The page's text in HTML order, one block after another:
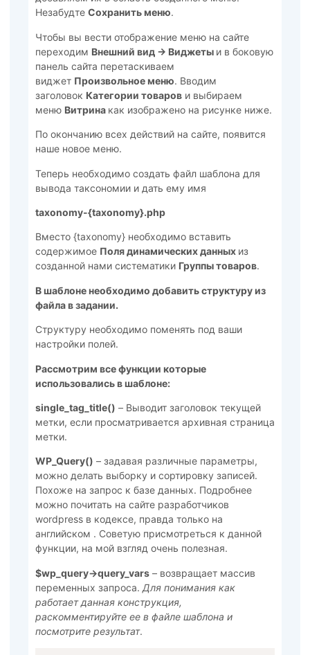
Незабудте Сохранить меню.
Чтобы вы вести отображение меню на сайте
переходим Внешний вид -> Виджеты и в боковую
панель сайта перетаскиваем
виджет Произвольное меню. Вводим
заголовок Категории товарови выбираем
меню Витрина как изображено на рисунке ниже.
По окончанию всех действий на сайте, появится
наше новое меню.
Теперь необходимо создать файл шаблона для
вывода таксономии и дать ему имя
taxonomy-{taxonomy}.php
Вместо {taxonomy} необходимо вставить
содержимое Поля динамических данных из
созданной нами систематики Группы товаров.
В шаблоне необходимо добавить структуру из
файла в задании.
Структуру необходимо поменять под ваши
настройки полей.
Рассмотрим все функции которые
использовались в шаблоне:
single_tag_title() – Выводит заголовок текущей
метки, если просматривается архивная страница
метки.
WP_Query() – задавая различные параметры,
можно делать выборку и сортировку записей.
Похоже на запрос к базе данных. Подробнее
можно почитать на сайте разработчиков
wordpress в кодексе, правда только на
английском . Советую присмотреться к данной
функции, на мой взгляд очень полезная.
$wp_query->query_vars– возвращает массив
переменных запроса. Для понимания как
работает данная конструкция,
раскомментируйте ее в файле шаблона и
посмотрите результат.